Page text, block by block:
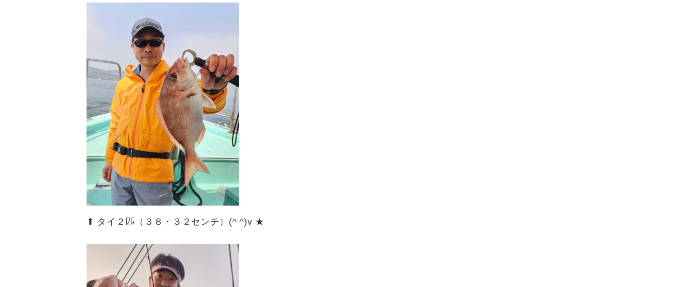
⬆︎ タイ２匹（３８・３２センチ）(^ ^)v ★